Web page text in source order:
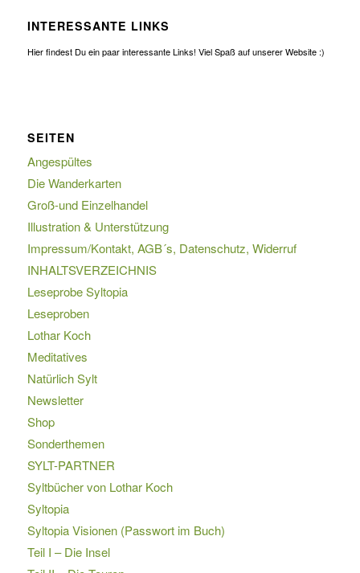
INTERESSANTE LINKS
Hier findest Du ein paar interessante Links! Viel Spaß auf unserer Website :)
SEITEN
Angespültes
Die Wanderkarten
Groß-und Einzelhandel
Illustration & Unterstützung
Impressum/Kontakt, AGB´s, Datenschutz, Widerruf
INHALTSVERZEICHNIS
Leseprobe Syltopia
Leseproben
Lothar Koch
Meditatives
Natürlich Sylt
Newsletter
Shop
Sonderthemen
SYLT-PARTNER
Syltbücher von Lothar Koch
Syltopia
Syltopia Visionen (Passwort im Buch)
Teil I – Die Insel